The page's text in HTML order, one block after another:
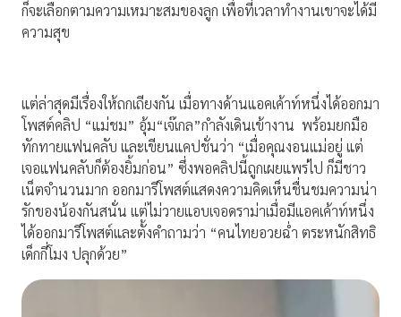
ก็จะเลือกตามความเหมาะสมของลูก เพื่อที่เวลาทำงานเขาจะได้มี
ความสุข
แต่ล่าสุดมีเรื่องให้ถกเถียงกัน เมื่อทางด้านแอคเค้าท์หนึ่งได้ออกมา
โพสต์คลิป “แม่ชม” อุ้ม“เจ๊เกล”กำลังเดินเข้างาน พร้อมยกมือ
ทักทายแฟนคลับ และเขียนแคปชั่นว่า “เมื่อคุณงอนแม่อยู่ แต่
เจอแฟนคลับก็ต้องยิ้มก่อน” ซึ่งพอคลิปนี้ถูกเผยแพร่ไป ก็มีชาว
เน็ตจำนวนมาก ออกมารีโพสต์แสดงความคิดเห็นชื่นชมความน่า
รักของน้องกันสนั่น แต่ไม่วายแอบเจอดราม่าเมื่อมีแอคเค้าท์หนึ่ง
ได้ออกมารีโพสต์และตั้งคำถามว่า “คนไทยอวยฉ่ำ ตระหนักสิทธิ
เด็กกี่โมง ปลุกด้วย”